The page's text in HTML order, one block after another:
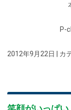
P-
2012年9月22日 | カ